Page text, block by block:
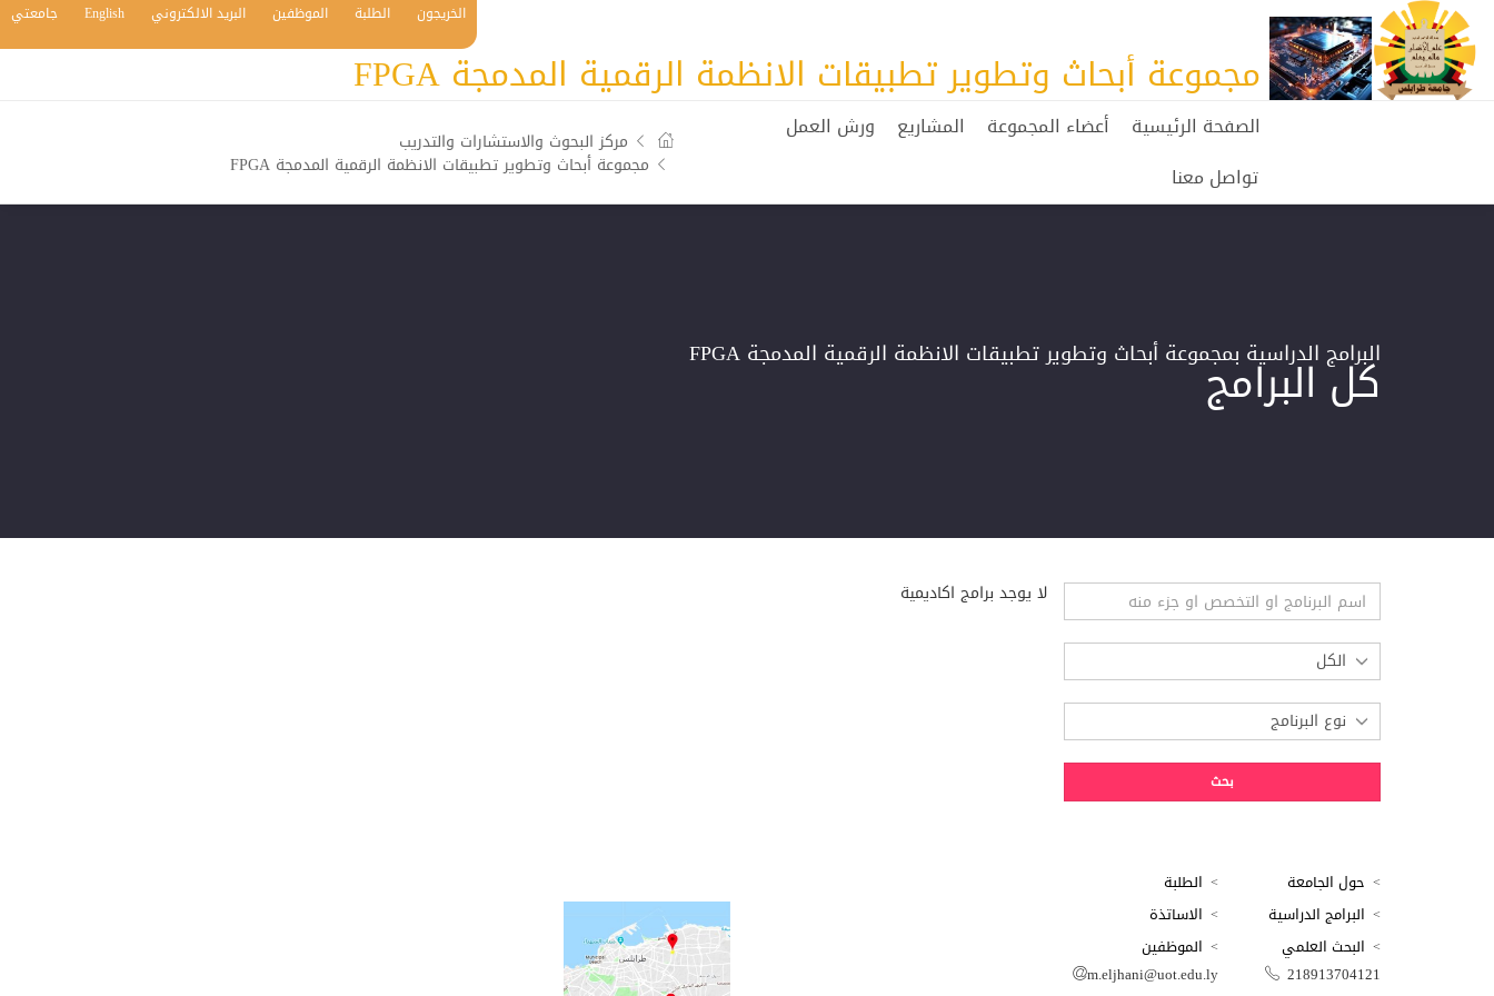
مجموعة أبحاث وتطوير تطبیقات الانظمة الرقمیة المدمجة FPGA
الخريجون الطلبة الموظفين البريد الالكتروني English جامعتي
الصفحة الرئيسية أعضاء المجموعة المشاريع
ورش العمل
تواصل معنا
مركز البحوث والاستشارات والتدريب
مجموعة أبحاث وتطوير تطبیقات الانظمة الرقمیة المدمجة FPGA
البرامج الدراسية بمجموعة أبحاث وتطوير تطبیقات الانظمة الرقمیة المدمجة FPGA
كل البرامج
لا يوجد برامج اكاديمية
حول الجامعة
البرامج الدراسية
البحث العلمي
الطلبة
الاساتذة
الموظفين
218913704121
m.eljhani@uot.edu.ly